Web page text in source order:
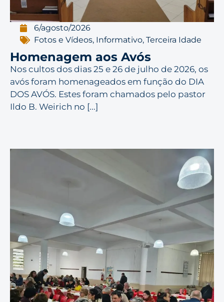
6/agosto/2026
Fotos e Vídeos, Informativo,Terceira Idade
Homenagem aos Avós
Nos cultos dos dias 25 e 26 de julho de 2026, os
avós foram homenageados em função do DIA
DOS AVÓS. Estes foram chamados pelo pastor
Ildo B. Weirich no [...]